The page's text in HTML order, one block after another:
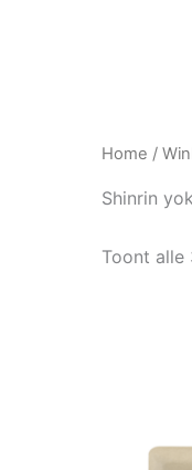
Home /
Shinrin
Toont alle